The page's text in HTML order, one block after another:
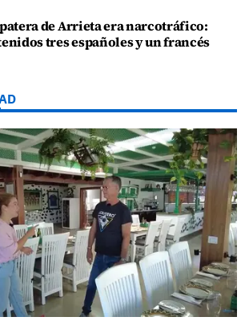
de Arrieta era narcotráfico:
tres españoles y un francés